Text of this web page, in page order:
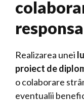
Realizarea unei
proiect de
o colaborare
eventualii